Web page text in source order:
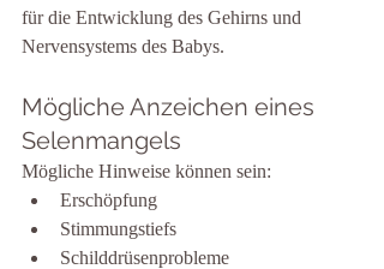
für die Entwicklung des Gehirns und
Nervensystems des Babys.
Mögliche Anzeichen eines
Selenmangels
Mögliche Hinweise können sein:
Erschöpfung
Stimmungstiefs
Schilddrüsenprobleme